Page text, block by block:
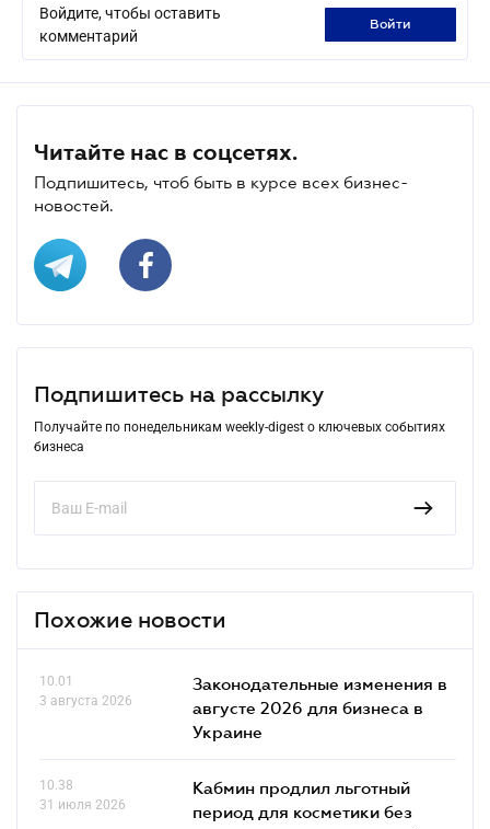
Войдите, чтобы оставить
комментарий
войти
Читайте нас в соцсетях.
Подпишитесь, чтоб быть в курсе всех бизнес-
новостей.
Подпишитесь на рассылку
Получайте по понедельникам weekly-digest о ключевых событиях
бизнеса
Похожие новости
10.01
3 августа 2026
Законодательные изменения в
августе 2026 для бизнеса в
Украине
10.38
31 июля 2026
Кабмин продлил льготный
период для косметики без